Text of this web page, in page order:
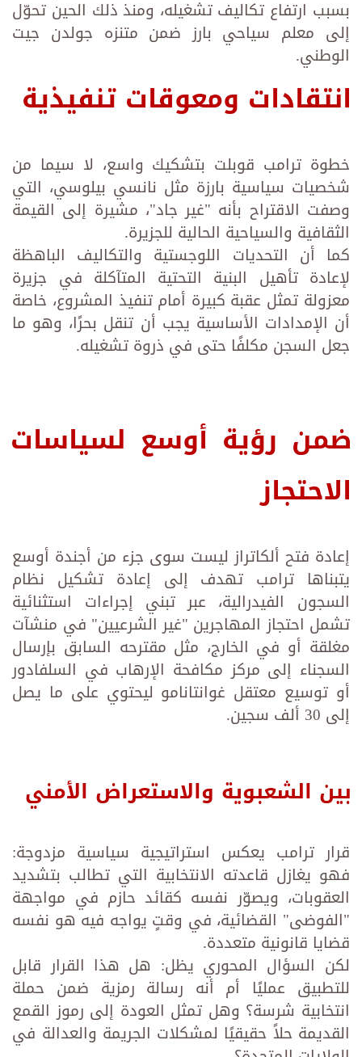
بسبب ارتفاع تكاليف تشغيله، ومنذ ذلك الحين تحوّل
إلى معلم سياحي بارز ضمن متنزه جولدن جيت
الوطني.
انتقادات ومعوقات تنفيذية
خطوة ترامب قوبلت بتشكيك واسع، لا سيما من
شخصيات سياسية بارزة مثل نانسي بيلوسي، التي
وصفت الاقتراح بأنه "غير جاد"، مشيرة إلى القيمة
الثقافية والسياحية الحالية للجزيرة.
كما أن التحديات اللوجستية والتكاليف الباهظة
لإعادة تأهيل البنية التحتية المتآكلة في جزيرة
معزولة تمثل عقبة كبيرة أمام تنفيذ المشروع، خاصة
أن الإمدادات الأساسية يجب أن تنقل بحرًا، وهو ما
جعل السجن مكلفًا حتى في ذروة تشغيله.
ضمن رؤية أوسع لسياسات
الاحتجاز
إعادة فتح ألكاتراز ليست سوى جزء من أجندة أوسع
يتبناها ترامب تهدف إلى إعادة تشكيل نظام
السجون الفيدرالية، عبر تبني إجراءات استثنائية
تشمل احتجاز المهاجرين "غير الشرعيين" في منشآت
مغلقة أو في الخارج، مثل مقترحه السابق بإرسال
السجناء إلى مركز مكافحة الإرهاب في السلفادور
أو توسيع معتقل غوانتانامو ليحتوي على ما يصل
إلى 30 ألف سجين.
بين الشعبوية والاستعراض الأمني
قرار ترامب يعكس استراتيجية سياسية مزدوجة:
فهو يغازل قاعدته الانتخابية التي تطالب بتشديد
العقوبات، ويصوّر نفسه كقائد حازم في مواجهة
"الفوضى" القضائية، في وقتٍ يواجه فيه هو نفسه
قضايا قانونية متعددة.
لكن السؤال المحوري يظل: هل هذا القرار قابل
للتطبيق عمليًا أم أنه رسالة رمزية ضمن حملة
انتخابية شرسة؟ وهل تمثل العودة إلى رموز القمع
القديمة حلاً حقيقيًا لمشكلات الجريمة والعدالة في